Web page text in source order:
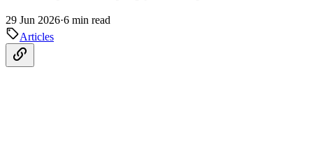
29 Jun 2026·6 min read
Articles